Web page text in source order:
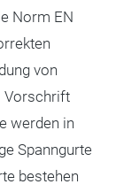
Norm EN
von
Vorschrift
werden in
Spanngurte
bestehen